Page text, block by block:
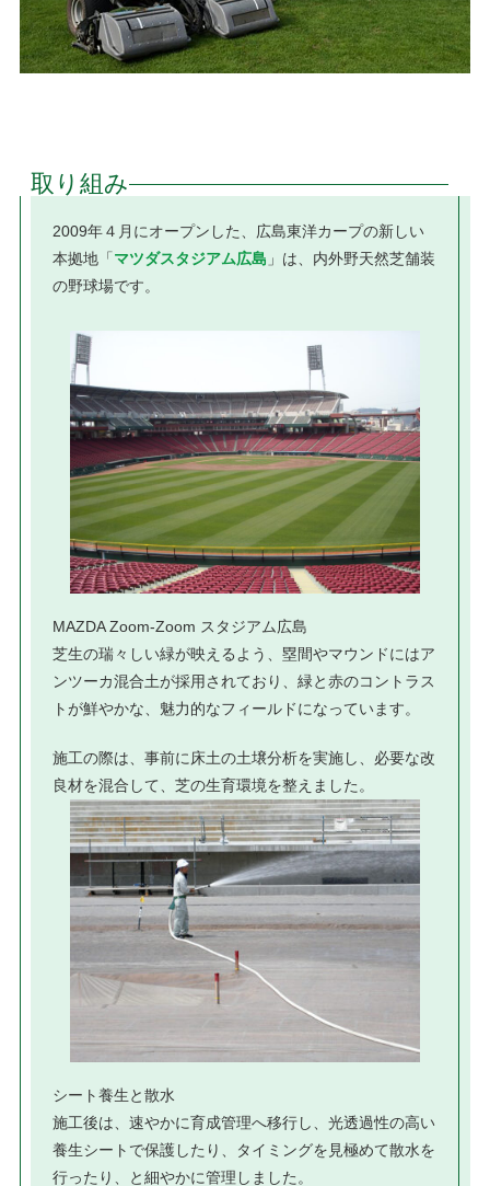
取り組み
2009年４月にオープンした、広島東洋カープの新しい
本拠地「マツダスタジアム広島 」は、内外野天然芝舗装
の野球場です。
MAZDA Zoom-Zoom スタジアム広島
芝生の瑞々しい緑が映えるよう、塁間やマウンドにはア
ンツーカ混合土が採用されており、緑と赤のコントラス
トが鮮やかな、魅力的なフィールドになっています。
施工の際は、事前に床土の土壌分析を実施し、必要な改
良材を混合して、芝の生育環境を整えました。
シート養生と散水
施工後は、速やかに育成管理へ移行し、光透過性の高い
養生シートで保護したり、タイミングを見極めて散水を
行ったり、と細やかに管理しました。